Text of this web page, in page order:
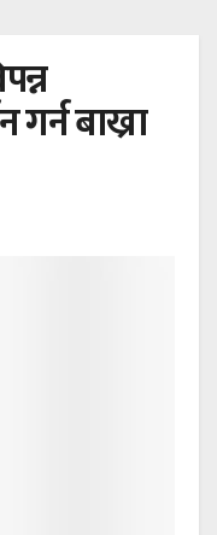
बाख्रा